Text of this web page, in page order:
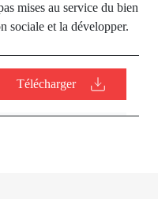
mises au service du bien
sociale et la développer.
Télécharger